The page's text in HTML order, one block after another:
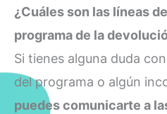
¿Cuáles son las líneas
programa de la
Si tienes alguna duda
del programa o algún
puedes comunicarte a